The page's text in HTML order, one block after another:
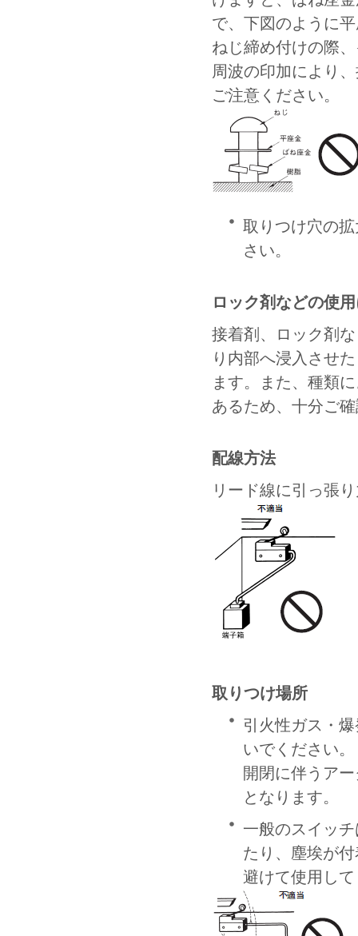
で、下図のように
ねじ締め付けの際
周波の印加により
ご注意ください。
取りつけ穴の
さい。
ロック剤などの使
接着剤、ロック剤
り内部へ浸入させ
ます。また、種類
あるため、十分ご
配線方法
リード線に引っ張
取りつけ場所
引火性ガス・
いでください。
開閉に伴うア
となります。
一般のスイッ
たり、塵埃が
避けて使用し